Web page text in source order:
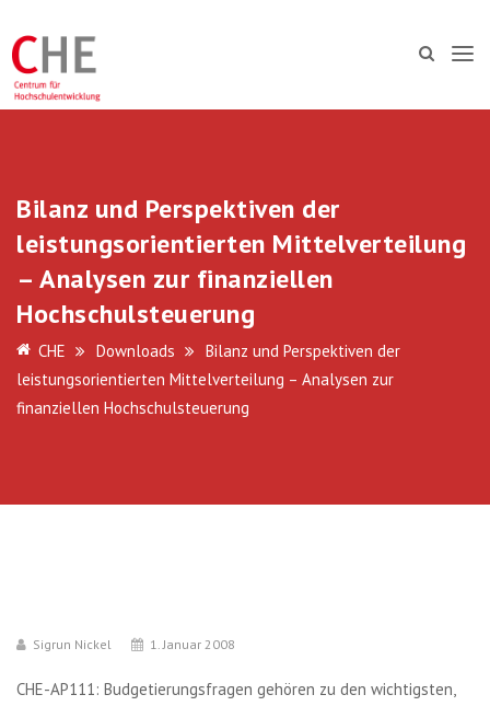
Bilanz und Perspektiven der
leistungsorientierten Mittelverteilung
– Analysen zur finanziellen
Hochschulsteuerung
CHE Downloads
Bilanz und Perspektiven der
leistungsorientierten Mittelverteilung – Analysen zur
finanziellen Hochschulsteuerung
Sigrun Nickel 1. Januar 2008
CHE-AP111: Budgetierungsfragen gehören zu den wichtigsten,